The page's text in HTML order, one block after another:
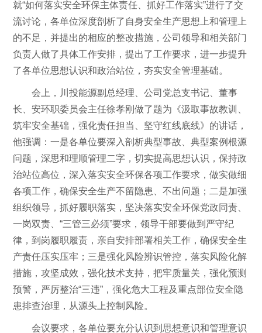
就“如何落实安全环保主体责任、抓好工作落实”进行了交
流讨论，各单位深度剖析了自身安全生产思想上和管理上
的不足，并提出的相应的整改措施，公司领导和相关部门
负责人做了具体工作安排，提出了工作要求，进一步提升
了各单位思想认识和政治站位，夯实安全管理基础。
会上，川投能源副总经理、公司党总支书记、董事
长、安环职委员会主任徐孝刚做了题为《汲取事故教训、
筑牢安全基础，强化责任担当、坚守红线底线》的讲话，
他强调：一是各单位要深入剖析典型事故、典型案例根源
问题，深思和理顺管理二字，切实提高思想认识，保持政
治站位高位，深入落实安全环保各项工作要求，做实做细
各项工作，确保安全生产不留隐患、不出问题；二是加强
组织领导，抓好履职落实，坚决落实安全环保党政同责、
一岗双责、“三管三必须”要求，领导干部要做到严守纪
律，到岗履职履责，亲自安排部署相关工作，确保安全生
产责任压实压牢；三是强化风险辨识管控，落实风险化解
措施，攻坚成效，强化技术支持，把牢质量关，强化预测
预警，严厉整治“三违”，强化危大工程及重点部位安全隐
患排查治理，从源头上控制风险。
会议要求，各单位要充分认识到思想意识和管理意识